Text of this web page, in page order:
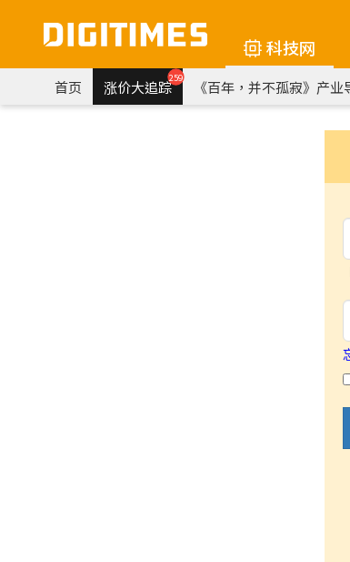
科技网
首页 涨价大追踪259 《百年，并不孤寂》产业